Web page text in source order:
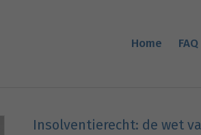
Home FAQ
Insolventierecht: de wet